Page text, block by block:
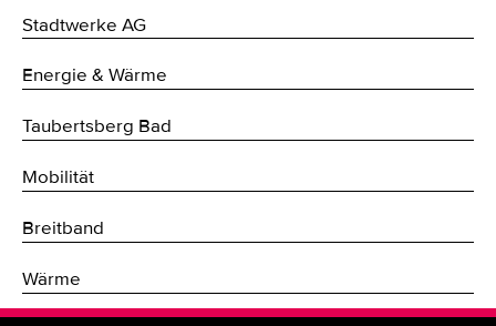
Stadtwerke AG
Energie & Wärme
Taubertsberg Bad
Mobilität
Breitband
Wärme